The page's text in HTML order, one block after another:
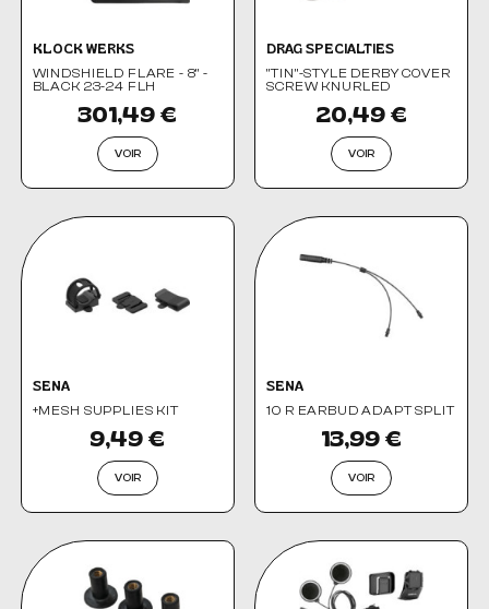
KLOCK WERKS
WINDSHIELD FLARE - 8" -
BLACK 23-24 FLH
301,49 €
VOIR
DRAG SPECIALTIES
"TIN"-STYLE DERBY COVER
SCREW KNURLED
20,49 €
VOIR
SENA
+MESH SUPPLIES KIT
9,49 €
VOIR
SENA
10 R EARBUD ADAPT SPLIT
13,99 €
VOIR